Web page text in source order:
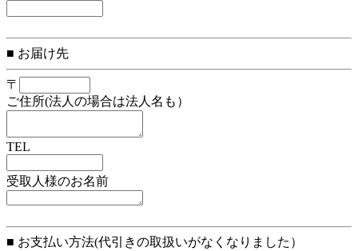
■ お届け先
〒
ご住所(法人の場合は法人名も）
TEL
受取人様のお名前
■ お支払い方法(代引きの取扱いがなくなりました）